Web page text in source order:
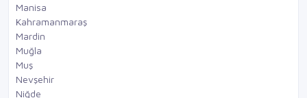
Manisa
Kahramanmaraş
Mardin
Muğla
Muş
Nevşehir
Niğde